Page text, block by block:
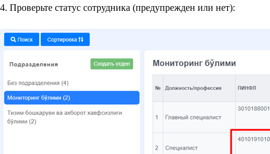
4. Проверьте статус сотрудника (предупрежден или нет):